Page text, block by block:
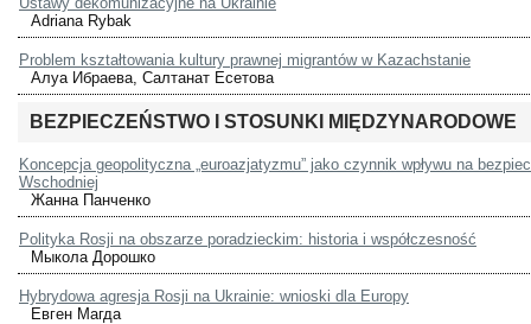
Adriana Rybak
Problem kształtowania kultury prawnej migrantów w Kazachstanie
Алуа Ибраева, Салтанат Есетова
BEZPIECZEŃSTWO I STOSUNKI MIĘDZYNARODOWE
Koncepcja geopolityczna „euroazjatyzmu” jako czynnik wpływu na
Wschodniej
Жанна Панченко
Polityka Rosji na obszarze poradzieckim: historia i współczesność
Мыкола Дорошко
Hybrydowa agresja Rosji na Ukrainie: wnioski dla Europy
Евген Магда